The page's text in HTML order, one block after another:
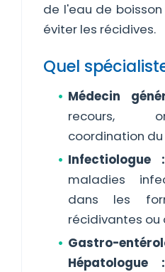
de l'eau de
éviter les récidives.
Quel
Médecin
recours,
coordination du
Infectiologue :
maladies
dans les
récidivantes
Gastro-
Hépatologue :